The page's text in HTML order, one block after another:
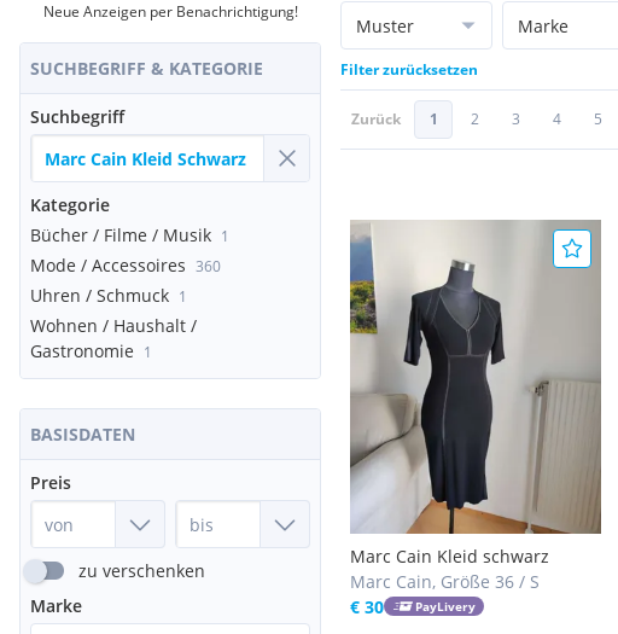
Neue Anzeigen per Benachrichtigung!
SUCHBEGRIFF & KATEGORIE
Suchbegriff
Kategorie
Bücher / Filme / Musik 1
Mode / Accessoires 360
Uhren / Schmuck 1
Wohnen / Haushalt /
Gastronomie 1
BASISDATEN
Preis
zu verschenken
Marke
Muster Marke
Filter zurücksetzen
Zurück 1 2 3 4 5
Marc Cain Kleid schwarz
Marc Cain, Größe 36 / S
€ 30
PayLivery